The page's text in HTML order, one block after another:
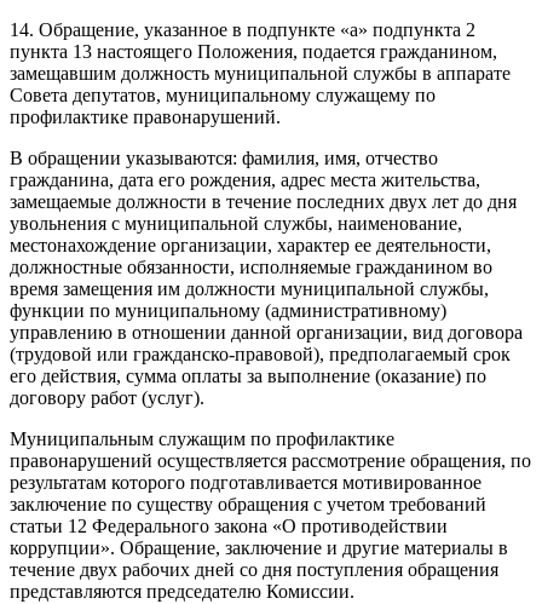
14. Обращение, указанное в подпункте «а» подпункта 2
пункта 13 настоящего Положения, подается гражданином,
замещавшим должность муниципальной службы в аппарате
Совета депутатов, муниципальному служащему по
профилактике правонарушений.
В обращении указываются: фамилия, имя, отчество
гражданина, дата его рождения, адрес места жительства,
замещаемые должности в течение последних двух лет до дня
увольнения с муниципальной службы, наименование,
местонахождение организации, характер ее деятельности,
должностные обязанности, исполняемые гражданином во
время замещения им должности муниципальной службы,
функции по муниципальному (административному)
управлению в отношении данной организации, вид договора
(трудовой или гражданско-правовой), предполагаемый срок
его действия, сумма оплаты за выполнение (оказание) по
договору работ (услуг).
Муниципальным служащим по профилактике
правонарушений осуществляется рассмотрение обращения, по
результатам которого подготавливается мотивированное
заключение по существу обращения с учетом требований
статьи 12 Федерального закона «О противодействии
коррупции». Обращение, заключение и другие материалы в
течение двух рабочих дней со дня поступления обращения
представляются председателю Комиссии.